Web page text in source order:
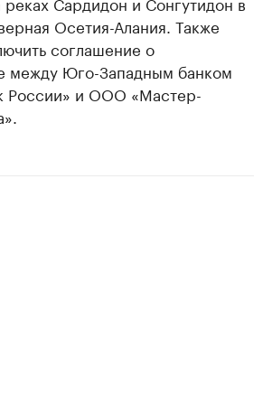
Осетия-Алания. Также
соглашение о
между Юго-Западным банком
России» и ООО «Мастер-